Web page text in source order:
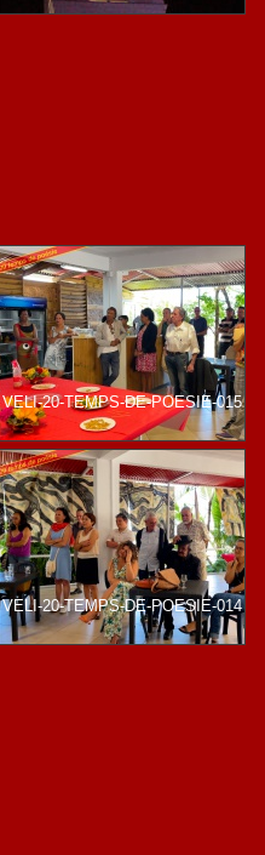
VELI-20-TEMPS-DE-POESIE-015
VELI-20-TEMPS-DE-POESIE-014